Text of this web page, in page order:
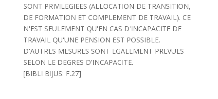
SONT PRIVILEGIEES (ALLOCATION DE TRANSITION,
DE FORMATION ET COMPLEMENT DE TRAVAIL). CE
N'EST SEULEMENT QU'EN CAS D'INCAPACITE DE
TRAVAIL QU'UNE PENSION EST POSSIBLE.
D'AUTRES MESURES SONT EGALEMENT PREVUES
SELON LE DEGRES D'INCAPACITE.
[BIBLI BIJUS: F.27]